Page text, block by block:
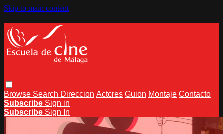
Skip to main content
Browse Search Direccion Actores Guion Montaje Contacto
Subscribe Sign in
Subscribe Sign In